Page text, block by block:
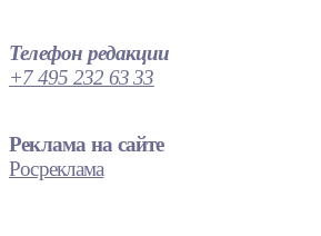
Телефон редакции
+7 495 232 63 33
Реклама на сайте
Росреклама